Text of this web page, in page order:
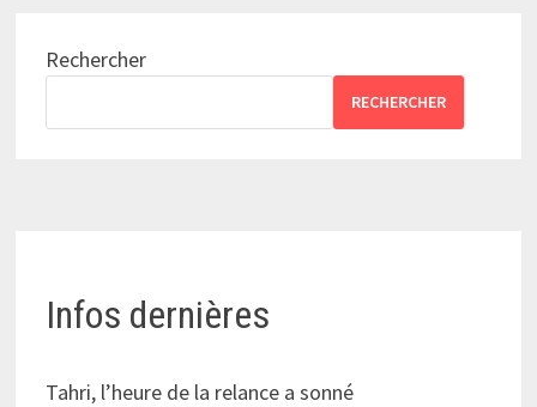
Rechercher
RECHERCHER
Infos dernières
Tahri, l’heure de la relance a sonné